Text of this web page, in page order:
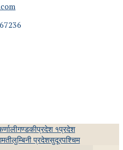
गण्डकीप्रदेश १प्रदेश
लुम्बिनी प्रदेशसुदूरपश्चिम